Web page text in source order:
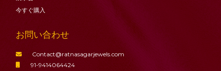
今すぐ購入
お問い合わせ
Contact@ratnasagarjewels.com
91-9414064424